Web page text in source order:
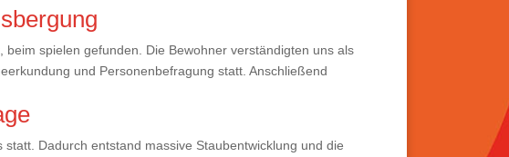
spielen gefunden. Die Bewohner verständigten uns als
und Personenbefragung statt. Anschließend
Dadurch entstand massive Staubentwicklung und die